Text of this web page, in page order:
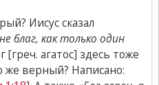
Иисус сказал
благ, как только один
[греч. агатос] здесь тоже
же верный? Написано: